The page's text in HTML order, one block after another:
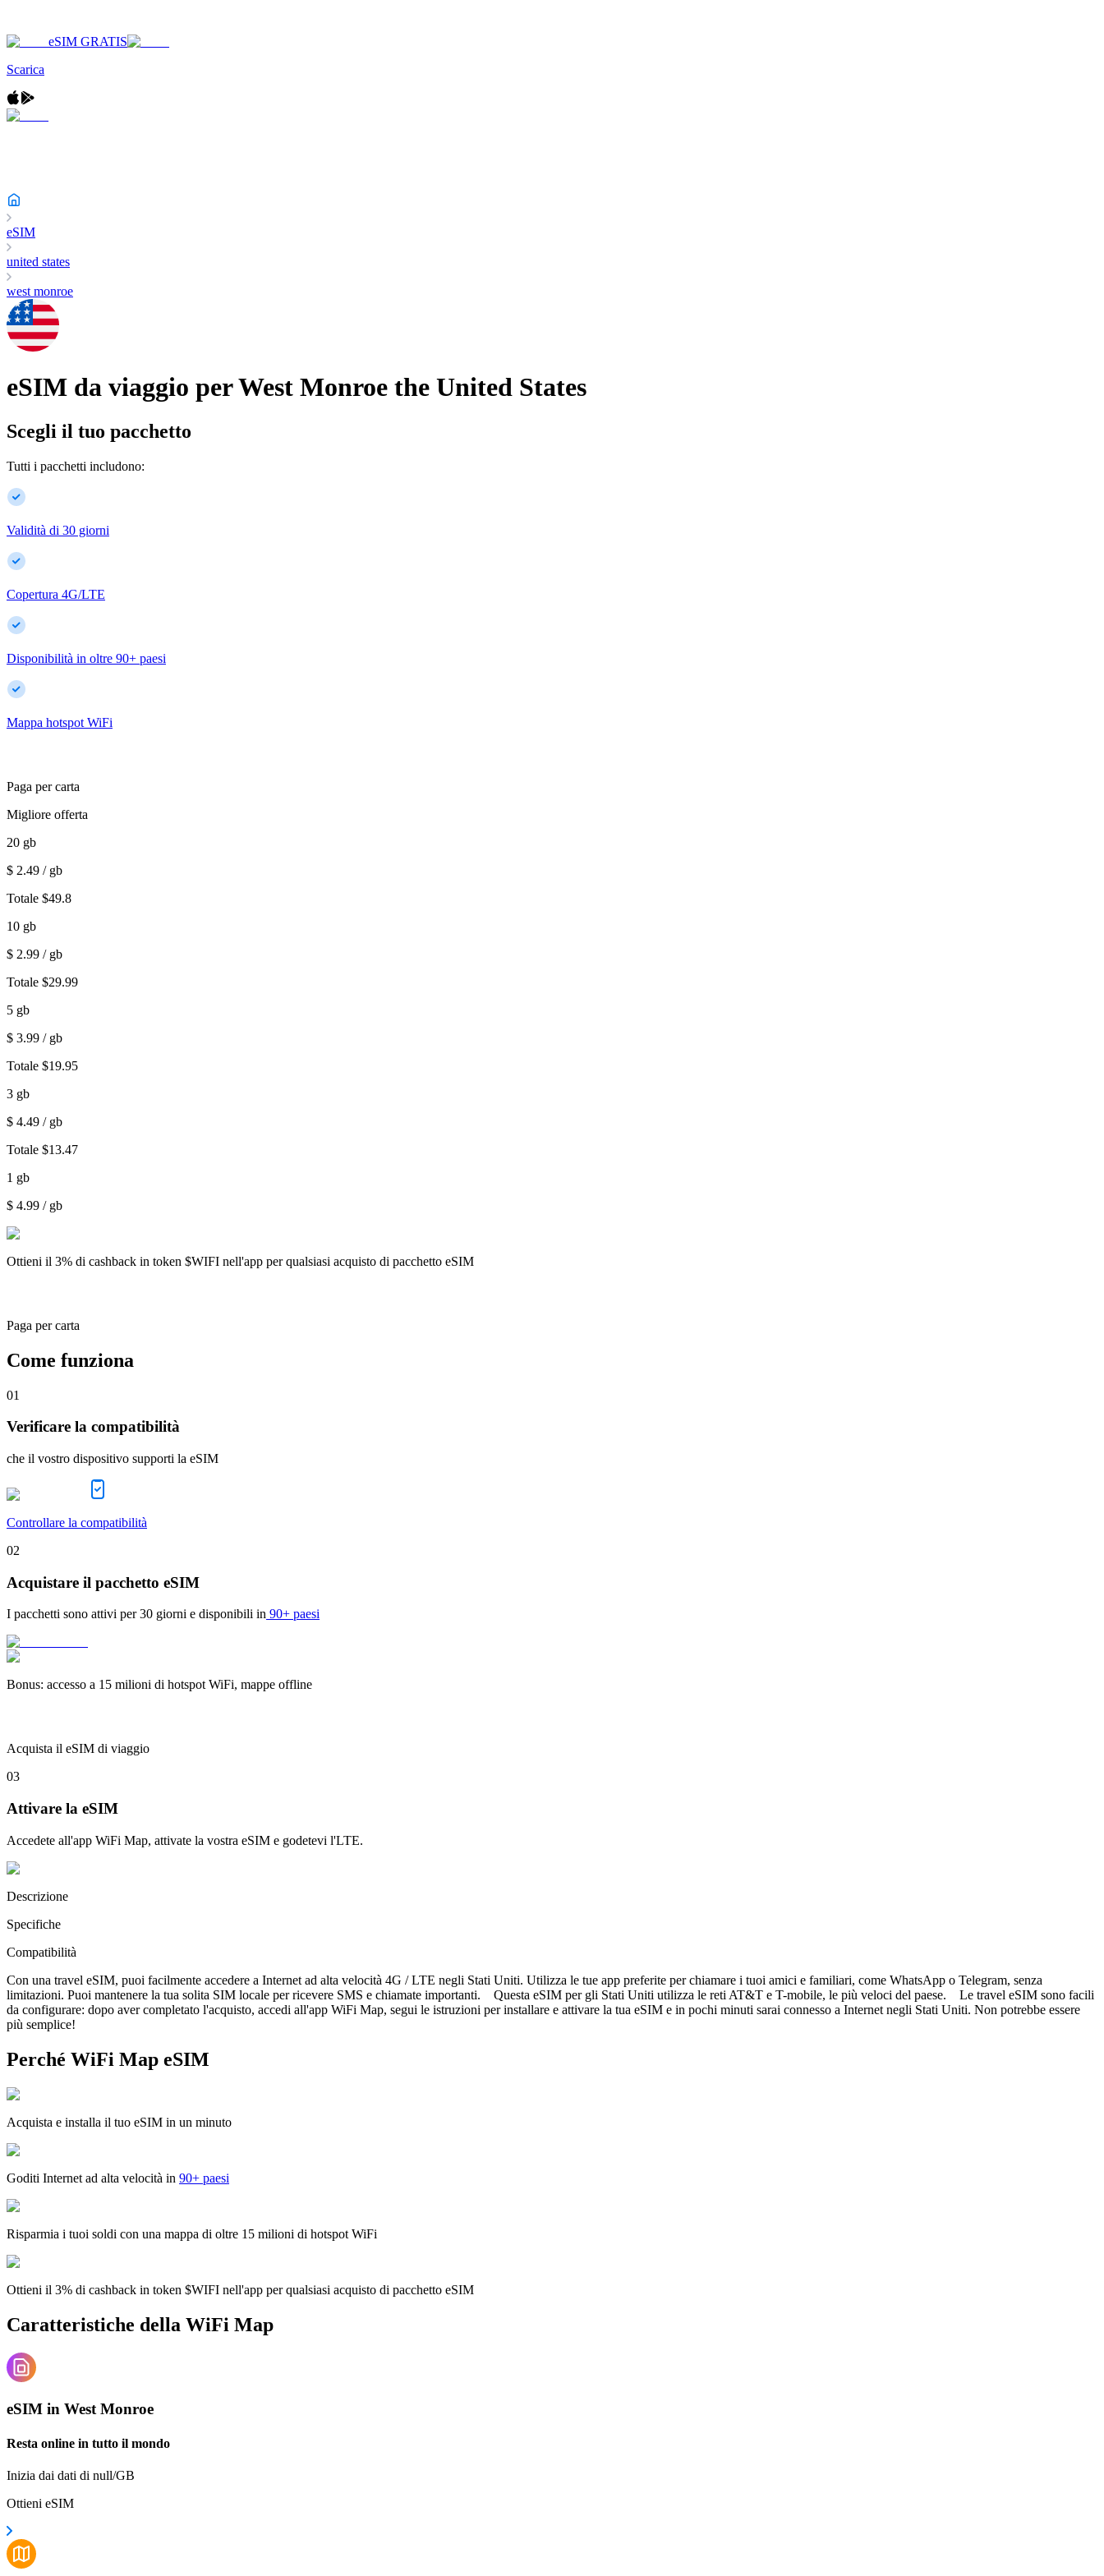
eSIM GRATIS
Scarica
eSIM
united states
west monroe
eSIM da viaggio perWest Monroe the United States
Scegli il tuo pacchetto
Tutti i pacchetti includono:
Validità di 30 giorni
Copertura 4G/LTE
Disponibilità in oltre 90+ paesi
Mappa hotspot WiFi
Paga per carta
Migliore offerta
20 gb
$ 2.49 / gb
Totale $49.8
10 gb
$ 2.99 / gb
Totale $29.99
5 gb
$ 3.99 / gb
Totale $19.95
3 gb
$ 4.49 / gb
Totale $13.47
1 gb
$ 4.99 / gb
Ottieni il 3% di cashback in token $WIFI nell'app per qualsiasi acquisto di pacchetto eSIM
Paga per carta
Come funziona
01
Verificare la compatibilità
che il vostro dispositivo supporti la eSIM
Controllare la compatibilità
02
Acquistare il pacchetto eSIM
I pacchetti sono attivi per 30 giorni e disponibili in 90+ paesi
Bonus: accesso a 15 milioni di hotspot WiFi, mappe offline
Acquista il eSIM di viaggio
03
Attivare la eSIM
Accedete all'app WiFi Map, attivate la vostra eSIM e godetevi l'LTE.
Descrizione
Specifiche
Compatibilità
Con una travel eSIM, puoi facilmente accedere a Internet ad alta velocità 4G / LTE negli Stati Uniti. Utilizza le tue app preferite per chiamare i tuoi amici e familiari, come WhatsApp o Telegram, senza
limitazioni. Puoi mantenere la tua solita SIM locale per ricevere SMS e chiamate importanti. Questa eSIM per gli Stati Uniti utilizza le reti AT&T e T-mobile, le più veloci del paese. Le travel eSIM sono facili
da configurare: dopo aver completato l'acquisto, accedi all'app WiFi Map, segui le istruzioni per installare e attivare la tua eSIM e in pochi minuti sarai connesso a Internet negli Stati Uniti. Non potrebbe essere
più semplice!
Perché WiFi Map eSIM
Acquista e installa il tuo eSIM in un minuto
Goditi Internet ad alta velocità in 90+ paesi
Risparmia i tuoi soldi con una mappa di oltre 15 milioni di hotspot WiFi
Ottieni il 3% di cashback in token $WIFI nell'app per qualsiasi acquisto di pacchetto eSIM
Caratteristiche della WiFi Map
eSIM in West Monroe
Resta online in tutto il mondo
Inizia dai dati di null/GB
Ottieni eSIM